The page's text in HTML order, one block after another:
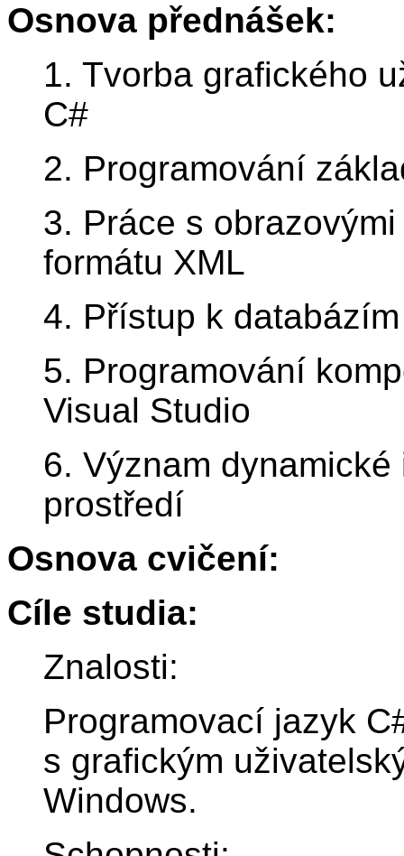
Osnova přednášek:
1. Tvorba grafického
C#
2. Programování
3. Práce s
formátu XML
4. Přístup k databázím
5. Programování
Visual Studio
6. Význam
prostředí
Osnova cvičení:
Cíle studia:
Znalosti:
Programovací jazyk
s grafickým
Windows.